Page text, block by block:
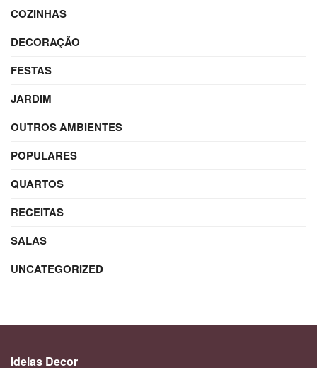
COZINHAS
DECORAÇÃO
FESTAS
JARDIM
OUTROS AMBIENTES
POPULARES
QUARTOS
RECEITAS
SALAS
UNCATEGORIZED
Ideias Decor